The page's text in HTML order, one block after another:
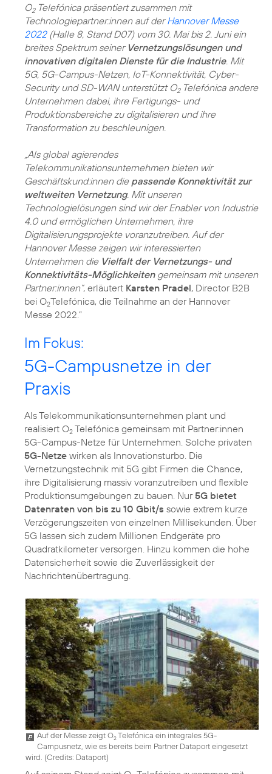
O2Telefónica präsentiert zusammen mit
Technologiepartner:innen auf derHannover Messe
2022(Halle 8, Stand D07) vom 30. Mai bis 2. Juni ein
breites Spektrum seiner Vernetzungslösungen und
innovativen digitalen Dienste für die Industrie. Mit
5G, 5G-Campus-Netzen, IoT-Konnektivität, Cyber-
Security und SD-WAN unterstützt O2Telefónica andere
Unternehmen dabei, ihre Fertigungs- und
Produktionsbereiche zu digitalisieren und ihre
Transformation zu beschleunigen.
„Als global agierendes
Telekommunikationsunternehmen bieten wir
Geschäftskund:innen die passende Konnektivität zur
weltweiten Vernetzung. Mit unseren
Technologielösungen sind wir der Enabler von Industrie
4.0 und ermöglichen Unternehmen, ihre
Digitalisierungsprojekte voranzutreiben. Auf der
Hannover Messe zeigen wir interessierten
Unternehmen die Vielfalt der Vernetzungs- und
Konnektivitäts-Möglichkeitengemeinsam mit unseren
Partner:innen“, erläutert Karsten Pradel, Director B2B
bei O2Telefónica, die Teilnahme an der Hannover
Messe 2022.”
Im Fokus:
5G-Campusnetze in der
Praxis
Als Telekommunikationsunternehmen plant und
realisiert O2 Telefónica gemeinsam mit Partner:innen
5G-Campus-Netze für Unternehmen. Solche privaten
5G-Netze wirken als Innovationsturbo. Die
Vernetzungstechnik mit 5G gibt Firmen die Chance,
ihre Digitalisierung massiv voranzutreiben und flexible
Produktionsumgebungen zu bauen. Nur5G bietet
Datenraten von bis zu 10 Gbit/s sowie extrem kurze
Verzögerungszeiten von einzelnen Millisekunden. Über
5G lassen sich zudem Millionen Endgeräte pro
Quadratkilometer versorgen. Hinzu kommen die hohe
Datensicherheit sowie die Zuverlässigkeit der
Nachrichtenübertragung.
Auf der Messe zeigt O2Telefónica ein integrales 5G-
Campusnetz, wie es bereits beim Partner Dataport eingesetzt
wird. (Credits: Dataport)